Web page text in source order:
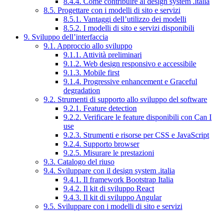
8.5. Progettare con i modelli di sito e servizi
8.5.1. Vantaggi dell’utilizzo dei modelli
8.5.2. I modelli di sito e servizi disponibili
9. Sviluppo dell’interfaccia
9.1. Approccio allo sviluppo
9.1.1. Attività preliminari
9.1.2. Web design responsivo e accessibile
9.1.3. Mobile first
9.1.4. Progressive enhancement e Graceful
degradation
9.2. Strumenti di supporto allo sviluppo del software
9.2.1. Feature detection
9.2.2. Verificare le feature disponibili con Can I
use
9.2.3. Strumenti e risorse per CSS e JavaScript
9.2.4. Supporto browser
9.2.5. Misurare le prestazioni
9.3. Catalogo del riuso
9.4. Sviluppare con il design system .italia
9.4.1. Il framework Bootstrap Italia
9.4.2. Il kit di sviluppo React
9.4.3. Il kit di sviluppo Angular
9.5. Sviluppare con i modelli di sito e servizi